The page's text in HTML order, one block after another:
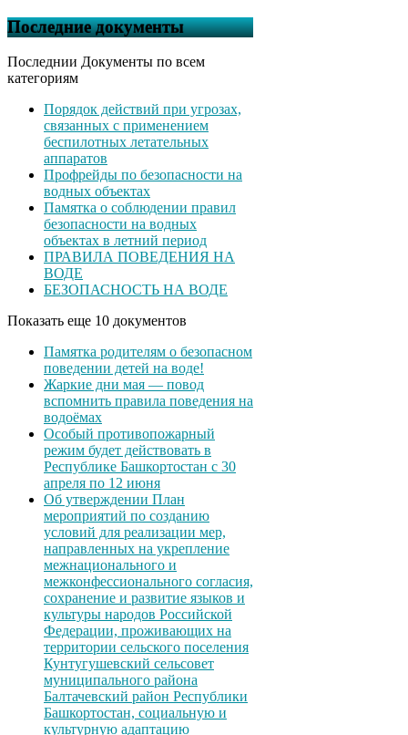
Последние документы
Последнии Документы по всем
категориям
Порядок действий при угрозах,
связанных с применением
беспилотных летательных
аппаратов
Профрейды по безопасности на
водных объектах
Памятка о соблюдении правил
безопасности на водных
объектах в летний период
ПРАВИЛА ПОВЕДЕНИЯ НА
ВОДЕ
БЕЗОПАСНОСТЬ НА ВОДЕ
Показать еще 10 документов
Памятка родителям о безопасном
поведении детей на воде!
Жаркие дни мая — повод
вспомнить правила поведения на
водоёмах
Особый противопожарный
режим будет действовать в
Республике Башкортостан с 30
апреля по 12 июня
Об утверждении План
мероприятий по созданию
условий для реализации мер,
направленных на укрепление
межнационального и
межконфессионального согласия,
сохранение и развитие языков и
культуры народов Российской
Федерации, проживающих на
территории сельского поселения
Кунтугушевский сельсовет
муниципального района
Балтачевский район Республики
Башкортостан, социальную и
культурную адаптацию